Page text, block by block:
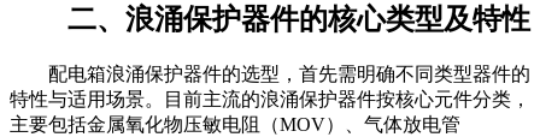
二、浪涌保护器件的核心类型及特性
配电箱浪涌保护器件的选型，首先需明确不同类型器件的
特性与适用场景。目前主流的浪涌保护器件按核心元件分类，
主要包括金属氧化物压敏电阻（MOV）、气体放电管